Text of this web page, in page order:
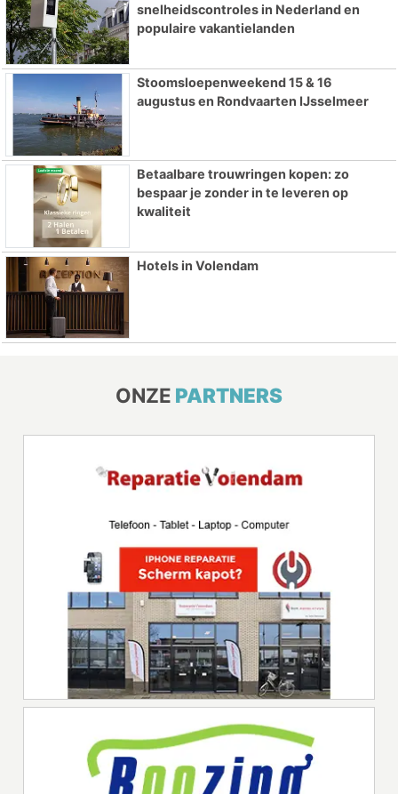
snelheidscontroles in Nederland en
populaire vakantielanden
Stoomsloepenweekend 15 & 16
augustus en Rondvaarten IJsselmeer
Betaalbare trouwringen kopen: zo
bespaar je zonder in te leveren op
kwaliteit
Hotels in Volendam
ONZE PARTNERS